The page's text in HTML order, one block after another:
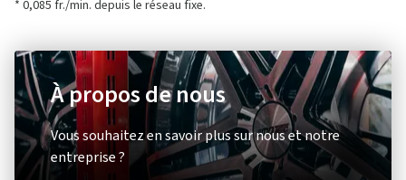
* 0,085 fr./min. depuis le réseau fixe.
À propos de nous
Vous souhaitez en savoir plus sur nous et notre
entreprise ?